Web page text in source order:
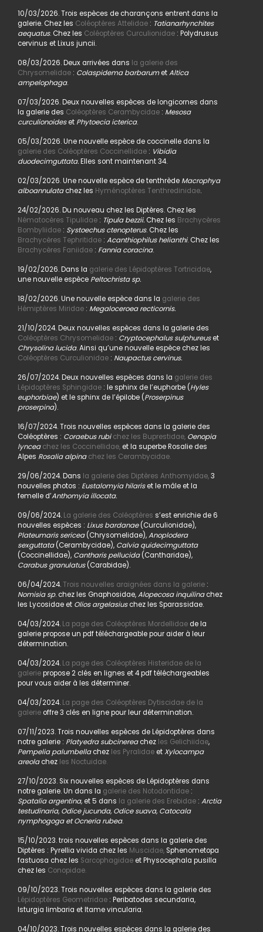
10/03/2026. Trois espèces de charançons entrent dans la
galerie. Chez les Coléoptères Attelidae: Tatianarhynchites
aequatus. Chez les Coléoptères Curculionidae: Polydrusus
cervinus et Lixus juncii.
08/03/2026. Deux arrivées dans la galerie des
Chrysomelidae: Colaspidema barbarumetAltica
ampelophaga.
07/03/2026. Deux nouvelles espèces de longicornes dans
la galerie des Coléoptères Cerambycidae: Mesosa
curculionoideset Phytoecia icterica.
05/03/2026. Une nouvelle espèce de coccinelle dans la
galerie des Coléoptères Coccinellidae: Vibidia
duodecimguttata.Elles sont maintenant 34.
02/03/2026. Une nouvelle espèce de tenthrède Macrophya
alboannulatachez les Hyménoptères Tenthredinidae.
24/02/2026. Du nouveau chez les Diptères. Chez les
Nématocères Tipulidae: Tipula bezzii. Chez les Brachycères
Bombyliidae: Systoechus ctenopterus. Chez les
Brachycères Tephritidae: Acanthiophilus helianthi. Chez les
Brachycères Faniidae: Fannia coracina.
19/02/2026. Dans la galerie des Lépidoptères Tortricidae,
une nouvelle espèce Peltochrista sp.
18/02/2026. Une nouvelle espèce dans la galerie des
Hémiptères Miridae: Megaloceroea recticornis.
21/10/2024. Deux nouvelles espèces dans la galerie des
Coléoptères Chrysomelidae: Cryptocephalus sulphureuset
Chrysolina lucida. Ainsi qu’une nouvelle espèce chez les
Coléoptères Curculionidae : Naupactus cervinus.
26/07/2024. Deux nouvelles espèces dans la galerie des
Lépidoptères Sphingidae: le sphinx de l’euphorbe (Hyles
euphorbiae) et le sphinx de l’épilobe (Proserpinus
proserpina).
16/07/2024. Trois nouvelles espèces dans la galerie des
Coléoptères : Coraebus rubi chez les Buprestidae, Oenopia
lyncea chez les Coccinellidae,et la superbe Rosalie des
Alpes Rosalia alpina chez les Cerambycidae.
29/06/2024. Dans la galerie des Diptères Anthomyidae,3
nouvelles photos : Eustalomyia hilariset le mâle et la
femelle d’Anthomyia illocata.
09/06/2024.La galerie des Coléoptères s’est enrichie de 6
nouvelles espèces : Lixus bardanae(Curculionidae),
Plateumaris sericea(Chrysomelidae),Anoplodera
sexguttata(Cerambycidae), Calvia quidecimguttata
(Coccinellidae), Cantharis pellucida(Cantharidae),
Carabus granulatus(Carabidae).
06/04/2024.Trois nouvelles araignées dans la galerie:
Nomisia sp. chez les Gnaphosidae,Alopecosa inquilinachez
les Lycosidae et Olios argelasiuschez les Sparassidae.
04/03/2024. La page des Coléoptères Mordellidaede la
galerie propose un pdf téléchargeable pour aider à leur
détermination.
04/03/2024. La page des Coléoptères Histeridae de la
galeriepropose 2 clés en lignes et 4 pdf téléchargeables
pour vous aider à les déterminer.
04/03/2024. La page des Coléoptères Dytiscidae de la
galerieoffre 3 clés en ligne pour leur détermination.
07/11/2023. Trois nouvelles espèces de Lépidoptères dans
notre galerie : Platyedra subcinereachez les Gelichiidae,
Pempelia palumbellachez les PyralidaeetXylocampa
areolachez les Noctuidae.
27/10/2023. Six nouvelles espèces de Lépidoptères dans
notre galerie. Un dans la galerie des Notodontidae:
Spatalia argentina, et 5 dans la galerie des Erebidae: Arctia
testudinaria, Odice jucunda, Odice suava, Catocala
nymphogoga et Ocneria rubea.
15/10/2023. trois nouvelles espèces dans la galerie des
Diptères : Pyrellia vivida chez les Muscidae,Sphenometopa
fastuosa chez les Sarcophagidaeet Physocephala pusilla
chez les Conopidae.
09/10/2023. Trois nouvelles espèces dans la galerie des
Lépidoptères Geometridae: Peribatodes secundaria,
Isturgia limbaria et Itame vincularia.
04/10/2023. Trois nouvelles espèces dans la galerie des